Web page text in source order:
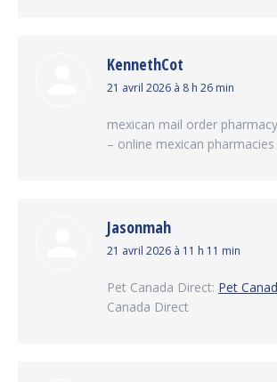
KennethCot
dit
21 avril 2026 à 8 h 26 min
mexican mail order
– online mexican pharmacies
Jasonmah
dit
21 avril 2026 à 11 h 11 min
Pet Canada Direct: Pet
Canada Direct